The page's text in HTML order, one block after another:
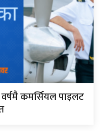
कमर्सियल पाइलट